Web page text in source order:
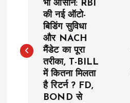
t
भी आसान: RBI
की नई ऑटो-
बिडिंग सुविधा
और NACH
मैंडेट का पूरा
तरीका, T-BILL
में कितना मिलता
है रिटर्न ? FD,
BOND से